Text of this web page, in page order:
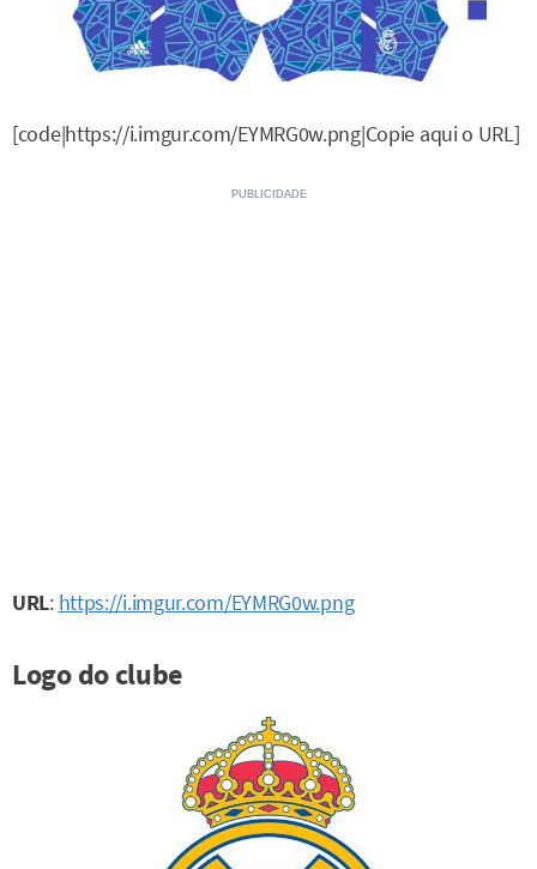
[code|https://i.imgur.com/EYMRG0w.png|Copie aqui o URL]
URL: https://i.imgur.com/EYMRG0w.png
Logo do clube